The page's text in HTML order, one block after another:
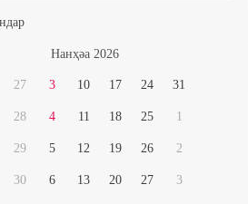
Нaнҳәa 2026
27
28
29
30
3
4
5
6
10
11
12
13
17
18
19
20
24
25
26
27
31
1
2
3